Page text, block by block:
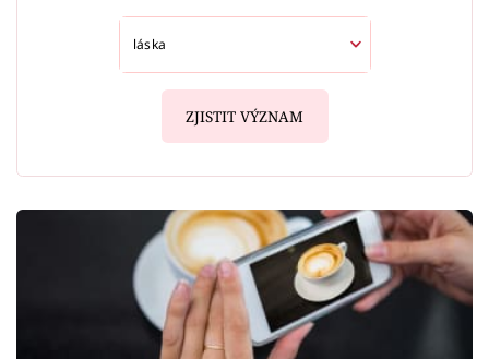
ZJISTIT VÝZNAM